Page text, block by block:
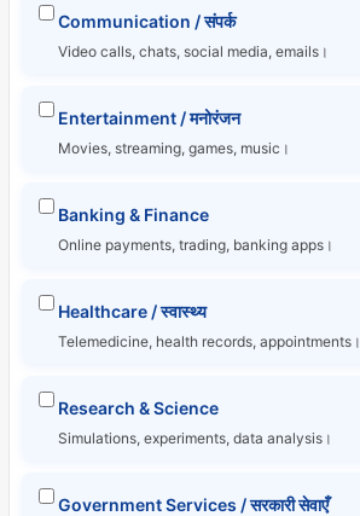
Communication / संपर्क
Video calls, chats, social media, emails।
Entertainment / मनोरंजन
Movies, streaming, games, music।
Banking & Finance
Online payments, trading, banking apps।
Healthcare / स्वास्थ्य
Telemedicine, health records, appointments।
Research & Science
Simulations, experiments, data analysis।
Government Services / सरकारी सेवाएँ